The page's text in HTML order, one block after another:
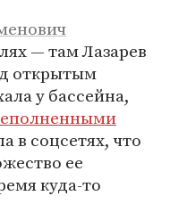
— там Лазарев
открытым
у бассейна,
в соцсетях, что
ее
куда-то